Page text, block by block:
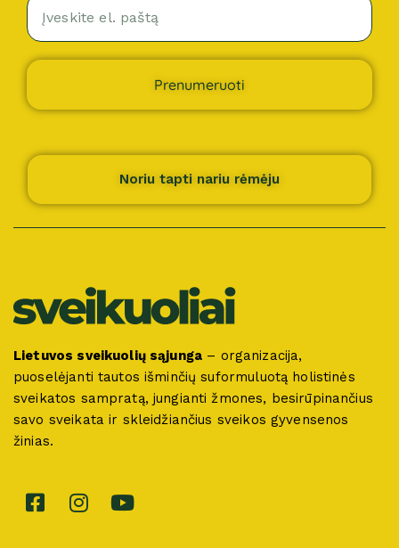
Prenumeruoti
Noriu tapti nariu rėmėju
Lietuvos sveikuolių sąjunga – organizacija,
puoselėjanti tautos išminčių suformuluotą holistinės
sveikatos sampratą, jungianti žmones, besirūpinančius
savo sveikata ir skleidžiančius sveikos gyvensenos
žinias.